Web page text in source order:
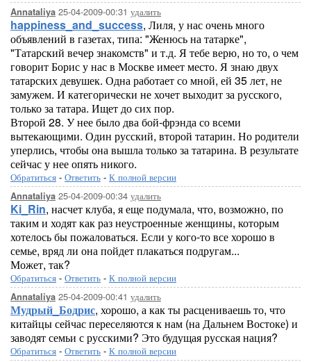
Annataliya 25-04-2009-00:31 удалить
happiness_and_success, Лиля, у нас очень много
объявлений в газетах, типа: "Женюсь на татарке",
"Татарский вечер знакомств" и т.д. Я тебе верю, но то, о чем
говорит Борис у нас в Москве имеет место. Я знаю двух
татарских девушек. Одна работает со мной, ей 35 лет, не
замужем. И категорически не хочет выходит за русского,
только за татара. Ищет до сих пор.
Второй 28. У нее было два бой-фрэнда со всеми
вытекающими. Один русский, второй татарин. Но родители
уперлись, чтобы она вышла только за татарина. В результате
сейчас у нее опять никого.
Обратиться - Ответить - К полной версии
Annataliya 25-04-2009-00:34 удалить
Ki_Rin, насчет клуба, я еще подумала, что, возможно, по
таким и ходят как раз неустроенные женщины, которым
хотелось бы пожаловаться. Если у кого-то все хорошо в
семье, вряд ли она пойдет плакаться подругам...
Может, так?
Обратиться - Ответить - К полной версии
Annataliya 25-04-2009-00:41 удалить
Мудрый_Бодрис, хорошо, а как ты расцениваешь то, что
китайцы сейчас переселяются к нам (на Дальнем Востоке) и
заводят семьи с русскими? Это будущая русская нация?
Обратиться - Ответить - К полной версии